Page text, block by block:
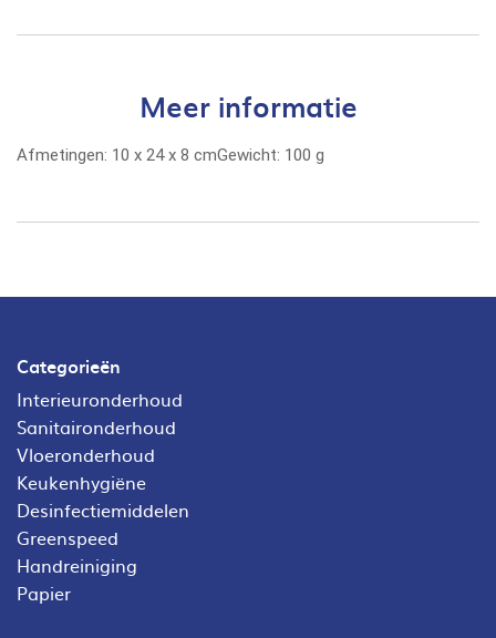
Meer informatie
Afmetingen: 10 x 24x 8 cmGewicht: 100 g
Categorieën
Interieuronderhoud
Sanitaironderhoud
Vloeronderhoud
Keukenhygiëne
Desinfectiemiddelen
Greenspeed
Handreiniging
Papier